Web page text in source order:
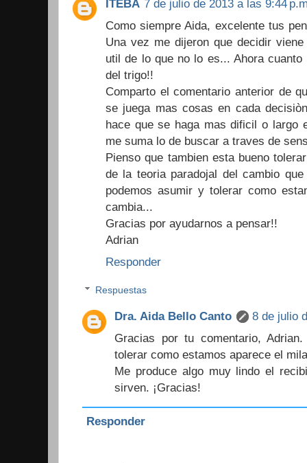
ITEBA 7 de julio de 2013 a las 9:44
Como siempre Aida, excelente tus
Una vez me dijeron que decidir
util de lo que no lo es... Ahora
del trigo!!
Comparto el comentario anterior de
se juega mas cosas en cada
hace que se haga mas dificil o largo
me suma lo de buscar a traves de
Pienso que tambien esta bueno
de la teoria paradojal del cambio
podemos asumir y tolerar como
cambia...
Gracias por ayudarnos a pensar!!
Adrian
Responder
Respuestas
Dra. Aida Bello Canto
8 de julio
Gracias por tu comentario,
tolerar como estamos aparece el
Me produce algo muy lindo el
sirven. ¡Gracias!
Responder